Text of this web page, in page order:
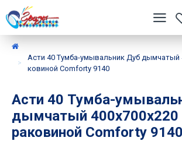
Асти 40 Тумба-умывальник Дуб дымчатый
ковиной Comforty 9140
Асти 40 Тумба-
дымчатый
раковиной Comforty 9140